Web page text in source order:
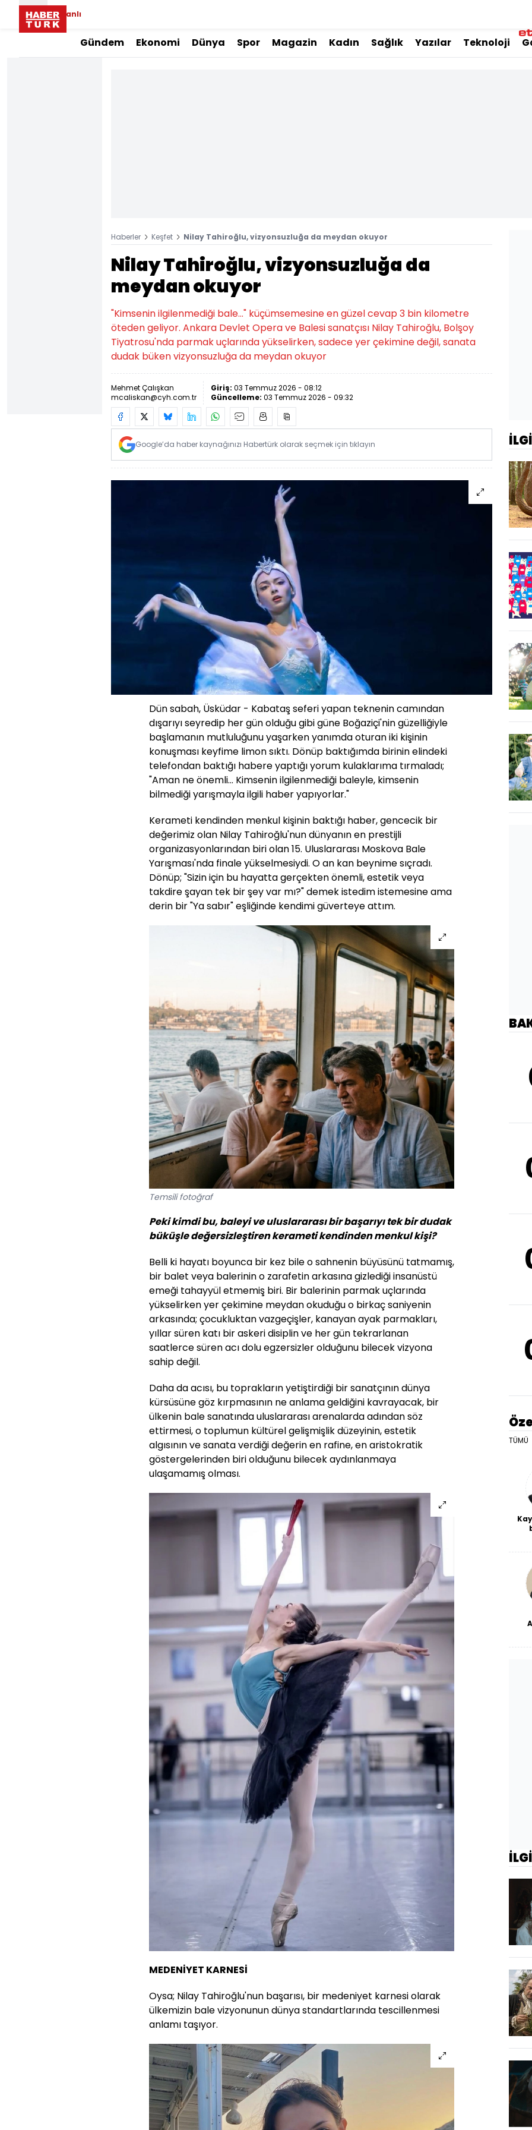
Canlı
Gündem Ekonomi Dünya Spor Magazin Kadın Sağlık Yazılar Teknoloji
Haberler Keşfet Nilay Tahiroğlu, vizyonsuzluğa da meydan okuyor
Nilay Tahiroğlu, vizyonsuzluğa da
meydan okuyor
"Kimsenin ilgilenmediği bale..." küçümsemesine en güzel cevap 3 bin kilometre
öteden geliyor. Ankara Devlet Opera ve Balesi sanatçısı Nilay Tahiroğlu, Bolşoy
Tiyatrosu'nda parmak uçlarında yükselirken, sadece yer çekimine değil, sanata
dudak büken vizyonsuzluğa da meydan okuyor
Mehmet Çalışkan
mcaliskan@cyh.com.tr
Giriş: 03 Temmuz 2026 - 08:12
Güncelleme: 03 Temmuz 2026 - 09:32
Google’da haber kaynağınızı Habertürk olarak seçmek için tıklayın
Dün sabah, Üsküdar - Kabataş seferi yapan teknenin camından
dışarıyı seyredip her gün olduğu gibi güne Boğaziçi'nin güzelliğiyle
başlamanın mutluluğunu yaşarken yanımda oturan iki kişinin
konuşması keyfime limon sıktı. Dönüp baktığımda birinin elindeki
telefondan baktığı habere yaptığı yorum kulaklarıma tırmaladı;
"Aman ne önemli... Kimsenin ilgilenmediği baleyle, kimsenin
bilmediği yarışmayla ilgili haber yapıyorlar."
Kerameti kendinden menkul kişinin baktığı haber, gencecik bir
değerimiz olan Nilay Tahiroğlu'nun dünyanın en prestijli
organizasyonlarından biri olan 15. Uluslararası Moskova Bale
Yarışması'nda finale yükselmesiydi. O an kan beynime sıçradı.
Dönüp; "Sizin için bu hayatta gerçekten önemli, estetik veya
takdire şayan tek bir şey var mı?" demek istedim istemesine ama
derin bir "Ya sabır" eşliğinde kendimi güverteye attım.
Temsili fotoğraf
Peki kimdi bu, baleyi ve uluslararası bir başarıyı tek bir dudak
büküşle değersizleştiren kerameti kendinden menkul kişi?
Belli ki hayatı boyunca bir kez bile o sahnenin büyüsünü tatmamış,
bir balet veya balerinin o zarafetin arkasına gizlediği insanüstü
emeği tahayyül etmemiş biri. Bir balerinin parmak uçlarında
yükselirken yer çekimine meydan okuduğu o birkaç saniyenin
arkasında; çocukluktan vazgeçişler, kanayan ayak parmakları,
yıllar süren katı bir askeri disiplin ve her gün tekrarlanan
saatlerce süren acı dolu egzersizler olduğunu bilecek vizyona
sahip değil.
Daha da acısı, bu toprakların yetiştirdiği bir sanatçının dünya
kürsüsüne göz kırpmasının ne anlama geldiğini kavrayacak, bir
ülkenin bale sanatında uluslararası arenalarda adından söz
ettirmesi, o toplumun kültürel gelişmişlik düzeyinin, estetik
algısının ve sanata verdiği değerin en rafine, en aristokratik
göstergelerinden biri olduğunu bilecek aydınlanmaya
ulaşamamış olması.
MEDENİYET KARNESİ
Oysa; Nilay Tahiroğlu'nun başarısı, bir medeniyet karnesi olarak
ülkemizin bale vizyonunun dünya standartlarında tescillenmesi
anlamı taşıyor.
TÜMÜ